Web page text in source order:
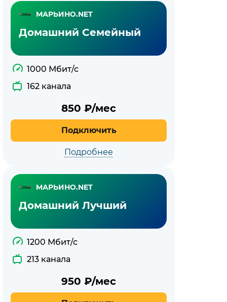
МАРЬИНО.NET
Домашний Семейный
1000 Мбит/с
162 канала
850 ₽/мес
Подключить
Подробнее
МАРЬИНО.NET
Домашний Лучший
1200 Мбит/с
213 канала
950 ₽/мес